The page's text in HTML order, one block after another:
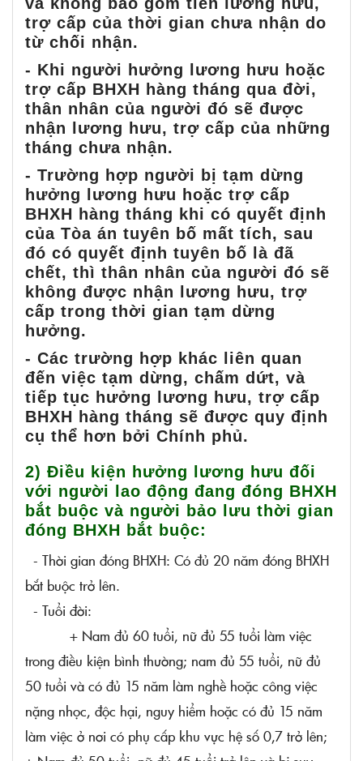
trợ cấp của thời gian chưa nhận do
từ chối nhận.
- Khi người hưởng lương hưu hoặc
trợ cấp BHXH hàng tháng qua đời,
thân nhân của người đó sẽ được
nhận lương hưu, trợ cấp của những
tháng chưa nhận.
- Trường hợp người bị tạm dừng
hưởng lương hưu hoặc trợ cấp
BHXH hàng tháng khi có quyết định
của Tòa án tuyên bố mất tích, sau
đó có quyết định tuyên bố là đã
chết, thì thân nhân của người đó sẽ
không được nhận lương hưu, trợ
cấp trong thời gian tạm dừng
hưởng.
- Các trường hợp khác liên quan
đến việc tạm dừng, chấm dứt, và
tiếp tục hưởng lương hưu, trợ cấp
BHXH hàng tháng sẽ được quy định
cụ thể hơn bởi Chính phủ.
2) Điều kiện hưởng lương hưu đối
với người lao động đang đóng BHXH
bắt buộc và người bảo lưu thời gian
đóng BHXH bắt buộc:
- Thời gian đóng BHXH: Có đủ 20 năm đóng BHXH
bắt buộc trở lên.
- Tuổi đời:
+ Nam đủ 60 tuổi, nữ đủ 55 tuổi làm việc
trong điều kiện bình thường; nam đủ 55 tuổi, nữ đủ
50 tuổi và có đủ 15 năm làm nghề hoặc công việc
nặng nhọc, độc hại, nguy hiểm hoặc có đủ 15 năm
làm việc ở nơi có phụ cấp khu vực hệ số 0,7 trở lên;